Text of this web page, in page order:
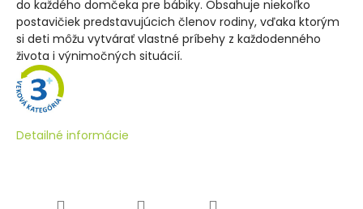
do každého domčeka pre bábiky. Obsahuje niekoľko
postavičiek predstavujúcich členov rodiny, vďaka ktorým
si deti môžu vytvárať vlastné príbehy z každodenného
života i výnimočných situácií.
Detailné informácie